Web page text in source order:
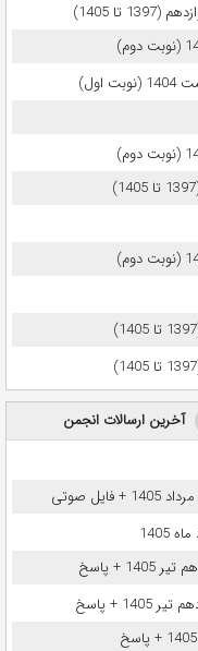
آخرین ارسالات انجمن
+ پاسخ